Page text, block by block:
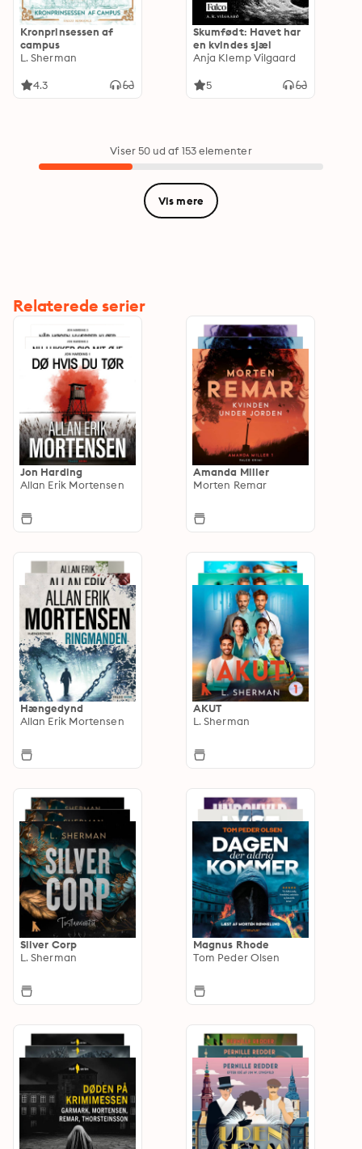
Kronprinsessen af
campus
L. Sherman
4.3
Skumfødt: Havet har
en kvindes sjæl
Anja Klemp Vilgaard
5
Viser 50 ud af 153 elementer
Vis mere
Relaterede serier
Jon Harding
Allan Erik Mortensen
Amanda Miller
Morten Remar
Hængedynd
Allan Erik Mortensen
AKUT
L. Sherman
Silver Corp
L. Sherman
Magnus Rhode
Tom Peder Olsen